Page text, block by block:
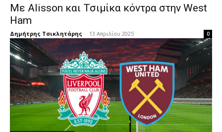
Με Alisson και Τσιμίκα κόντρα στην West
Ham
Δημήτρης Τσικλητάρης - 13 Απριλίου 2025 0